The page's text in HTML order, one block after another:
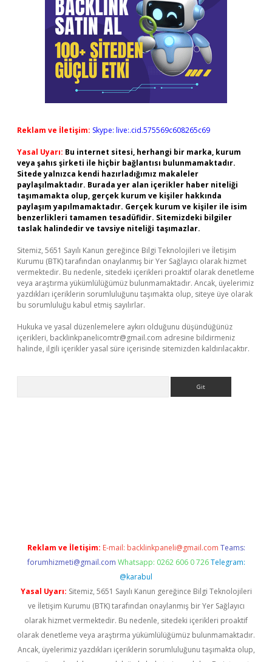
Reklam ve İletişim: Skype: live:.cid.575569c608265c69
Yasal Uyarı: Bu internet sitesi, herhangi bir marka, kurum
veya şahıs şirketi ile hiçbir bağlantısı bulunmamaktadır.
Sitede yalnızca kendi hazırladığımız makaleler
paylaşılmaktadır. Burada yer alan içerikler haber niteliği
taşımamakta olup, gerçek kurum ve kişiler hakkında
paylaşım yapılmamaktadır. Gerçek kurum ve kişiler ile isim
benzerlikleri tamamen tesadüfidir. Sitemizdeki bilgiler
taslak halindedir ve tavsiye niteliği taşımazlar.
Sitemiz, 5651 Sayılı Kanun gereğince Bilgi Teknolojileri ve İletişim
Kurumu (BTK) tarafından onaylanmış bir Yer Sağlayıcı olarak hizmet
vermektedir. Bu nedenle, sitedeki içerikleri proaktif olarak denetleme
veya araştırma yükümlülüğümüz bulunmamaktadır. Ancak, üyelerimiz
yazdıkları içeriklerin sorumluluğunu taşımakta olup, siteye üye olarak
bu sorumluluğu kabul etmiş sayılırlar.
Hukuka ve yasal düzenlemelere aykırı olduğunu düşündüğünüz
içerikleri, backlinkpanelicomtr@gmail.com adresine bildirmeniz
halinde, ilgili içerikler yasal süre içerisinde sitemizden kaldırılacaktır.
Reklam ve İletişim: E-mail: backlinkpaneli@gmail.com Teams:
forumhizmeti@gmail.com Whatsapp: 0262 606 0 726 Telegram:
@karabul
Yasal Uyarı: Sitemiz, 5651 Sayılı Kanun gereğince Bilgi Teknolojileri
ve İletişim Kurumu (BTK) tarafından onaylanmış bir Yer Sağlayıcı
olarak hizmet vermektedir. Bu nedenle, sitedeki içerikleri proaktif
olarak denetleme veya araştırma yükümlülüğümüz bulunmamaktadır.
Ancak, üyelerimiz yazdıkları içeriklerin sorumluluğunu taşımakta olup,